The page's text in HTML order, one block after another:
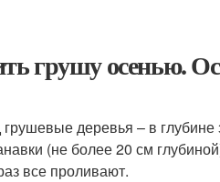
грушу осенью.
деревья – в
(не более 20 см
все проливают.